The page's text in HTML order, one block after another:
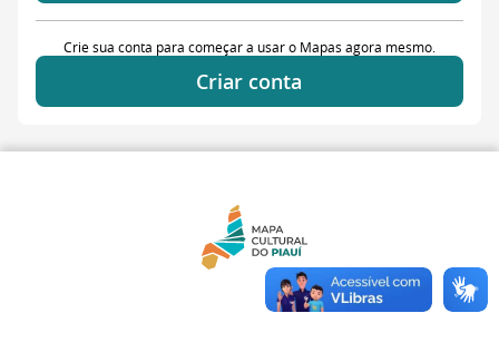
Crie sua conta para começar a usar o Mapas agora mesmo.
Criar conta